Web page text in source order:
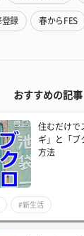
登録 春からFES
おすすめの記事
住むだけで
ギ」と「ブ
方法
#新生活